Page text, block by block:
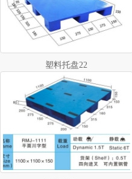
塑料托盘22